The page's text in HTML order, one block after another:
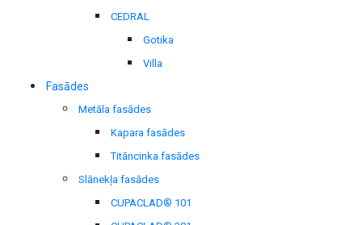
CEDRAL
Gotika
Villa
Fasādes
Metāla fasādes
Kapara fasādes
Titāncinka fasādes
Slānekļa fasādes
CUPACLAD® 101